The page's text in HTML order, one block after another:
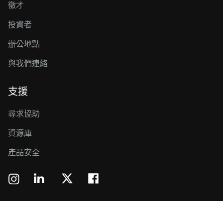
徵才
投資者
辦公地點
與我們連絡
支援
尋求協助
資源庫
產品安全